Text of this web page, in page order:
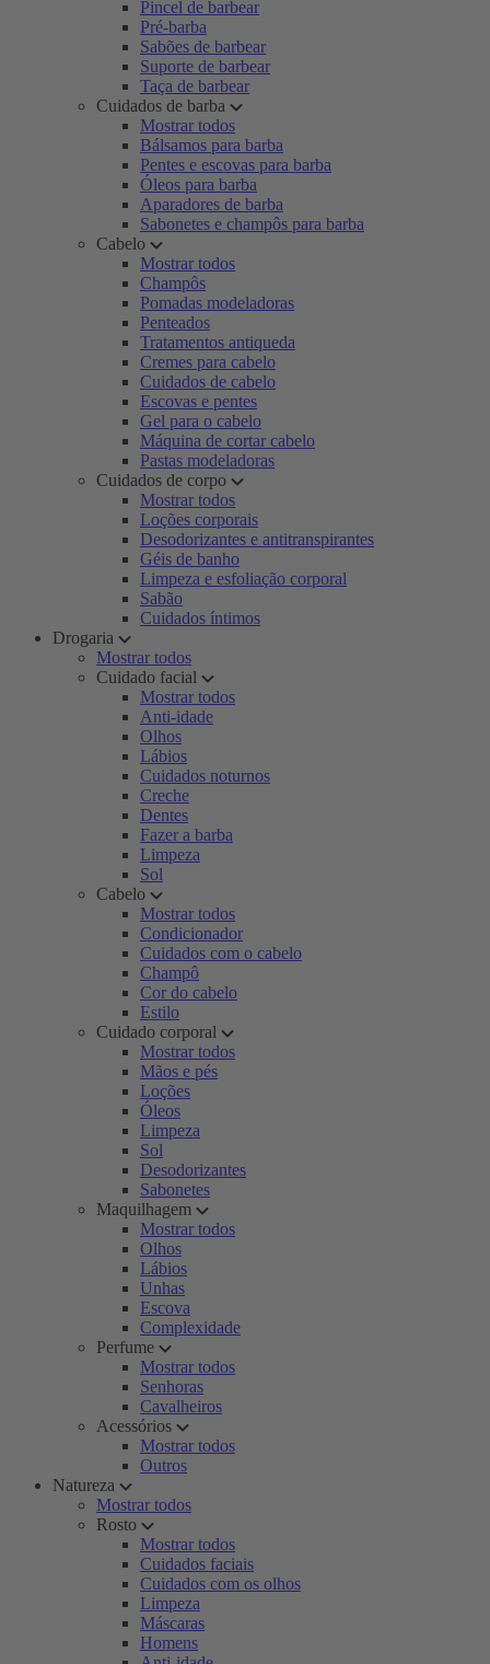
Pincel de barbear
Pré-barba
Sabões de barbear
Suporte de barbear
Taça de barbear
Cuidados de barba
Mostrar todos
Bálsamos para barba
Pentes e escovas para barba
Óleos para barba
Aparadores de barba
Sabonetes e champôs para barba
Cabelo
Mostrar todos
Champôs
Pomadas modeladoras
Penteados
Tratamentos antiqueda
Cremes para cabelo
Cuidados de cabelo
Escovas e pentes
Gel para o cabelo
Máquina de cortar cabelo
Pastas modeladoras
Cuidados de corpo
Mostrar todos
Loções corporais
Desodorizantes e antitranspirantes
Géis de banho
Limpeza e esfoliação corporal
Sabão
Cuidados íntimos
Drogaria
Mostrar todos
Cuidado facial
Mostrar todos
Anti-idade
Olhos
Lábios
Cuidados noturnos
Creche
Dentes
Fazer a barba
Limpeza
Sol
Cabelo
Mostrar todos
Condicionador
Cuidados com o cabelo
Champô
Cor do cabelo
Estilo
Cuidado corporal
Mostrar todos
Mãos e pés
Loções
Óleos
Limpeza
Sol
Desodorizantes
Sabonetes
Maquilhagem
Mostrar todos
Olhos
Lábios
Unhas
Escova
Complexidade
Perfume
Mostrar todos
Senhoras
Cavalheiros
Acessórios
Mostrar todos
Outros
Natureza
Mostrar todos
Rosto
Mostrar todos
Cuidados faciais
Cuidados com os olhos
Limpeza
Máscaras
Homens